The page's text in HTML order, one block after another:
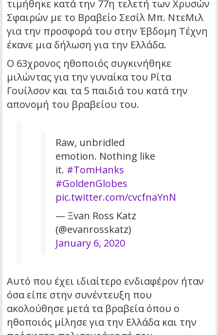
τιμήθηκε κατά την 77η τελετή των Χρυσών
Σφαιρών με το Βραβείο Σεσίλ Μπ. ΝτεΜιλ
για την προσφορά του στην Έβδομη Τέχνη
έκανε μια δήλωση για την Ελλάδα.
Ο 63χρονος ηθοποιός συγκινήθηκε
μιλώντας για την γυναίκα του Ρίτα
Γουίλσον και τα 5 παιδιά του κατά την
απονομή του βραβείου του.
Raw, unbridled
emotion. Nothing like
it. #TomHanks
#GoldenGlobes
pic.twitter.com/cvcfnaYnNR
— Ξvan Ross Katz
(@evanrosskatz)
January 6, 2020
Αυτό που έχει ιδιαίτερο ενδιαφέρον ήταν
όσα είπε στην συνέντευξη που
ακολούθησε μετά τα βραβεία όπου ο
ηθοποιός μίλησε για την Ελλάδα και την